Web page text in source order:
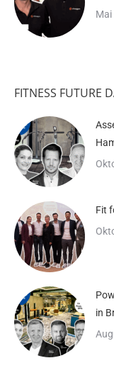
Mai
FITNESS FUTURE
Fit
in